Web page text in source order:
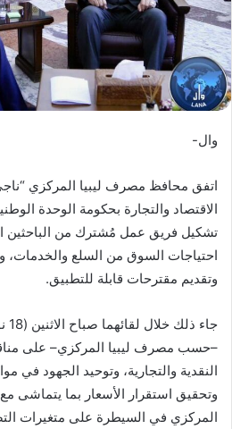
ا
إ
ل
ك
ت
ي
ا
وال-
اتفق محافظ مصرف ليبيا المركزي
الاقتصاد والتجارة بحكومة الوحدة
تشكيل فريق عمل مُشترك من الباحثين
احتياجات السوق من السلع والخدمات،
وتقديم مقترحات قابلة للتطبيق.
–حسب مصرف ليبيا المركزي– على
النقدية والتجارية، وتوحيد الجهود في
وتحقيق استقرار الأسعار بما يتماشى
المركزي في السيطرة على متغيرات